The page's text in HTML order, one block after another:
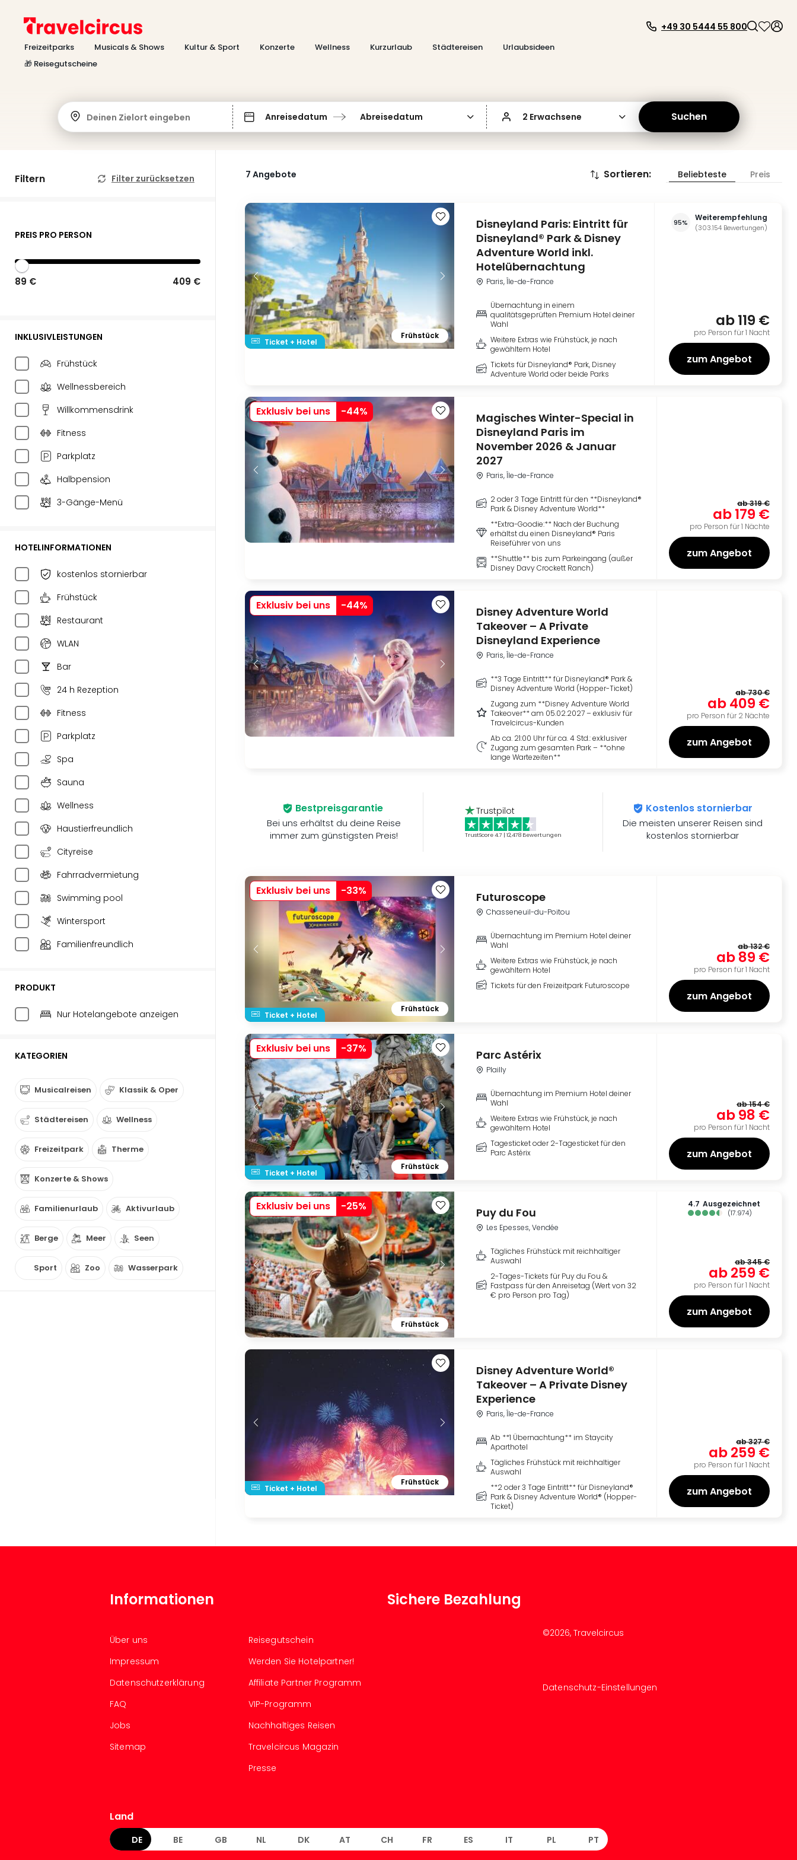
Freizeitparks Musicals & Shows Kultur & Sport Konzerte Wellness Kurzurlaub Städtereisen
Urlaubsideen
🎁 Reisegutscheine
+49 30 5444 55 800
Deinen Zielort eingeben Anreisedatum Abreisedatum 2 Erwachsene Suchen
Filtern Filter zurücksetzen
PREIS PRO PERSON
89 € 409 €
INKLUSIVLEISTUNGEN
Frühstück
Wellnessbereich
Willkommensdrink
Fitness
Parkplatz
Halbpension
3-Gänge-Menü
HOTELINFORMATIONEN
kostenlos stornierbar
Frühstück
Restaurant
WLAN
Bar
24 h Rezeption
Fitness
Parkplatz
Spa
Sauna
Wellness
Haustierfreundlich
Cityreise
Fahrradvermietung
Swimming pool
Wintersport
Familienfreundlich
PRODUKT
Nur Hotelangebote anzeigen
KATEGORIEN
Musicalreisen Klassik & Oper
Städtereisen Wellness
Freizeitpark Therme
Konzerte & Shows
Familienurlaub Aktivurlaub
Berge Meer Seen
Sport Zoo Wasserpark
7 Angebote Sortieren: Beliebteste Preis
Ticket + Hotel
Frühstück
Disneyland Paris: Eintritt für
Disneyland® Park & Disney
Adventure World inkl.
Hotelübernachtung
Paris, Île-de-France
Übernachtung in einem
qualitätsgeprüften Premium Hotel deiner
Wahl
Weitere Extras wie Frühstück, je nach
gewähltem Hotel
Tickets für Disneyland® Park, Disney
Adventure World oder beide Parks
95% Weiterempfehlung
(303.154 Bewertungen)
ab119 €
pro Person für 1 Nacht
zum Angebot
Exklusiv bei uns -44%
Magisches Winter-Special in
Disneyland Paris im
November 2026 & Januar
2027
Paris, Île-de-France
2 oder 3 Tage Eintritt für den **Disneyland®
Park & Disney Adventure World**
**Extra-Goodie:** Nach der Buchung
erhältst du einen Disneyland® Paris
Reiseführer von uns
**Shuttle** bis zum Parkeingang (außer
Disney Davy Crockett Ranch)
ab319 €
ab179 €
pro Person für 1 Nächte
zum Angebot
Exklusiv bei uns -44%
Disney Adventure World
Takeover – A Private
Disneyland Experience
Paris, Île-de-France
**3 Tage Eintritt** für Disneyland® Park &
Disney Adventure World (Hopper-Ticket)
Zugang zum **Disney Adventure World
Takeover** am 05.02.2027 – exklusiv für
Travelcircus-Kunden
Ab ca. 21:00 Uhr für ca. 4 Std.: exklusiver
Zugang zum gesamten Park – **ohne
lange Wartezeiten**
ab730 €
ab409 €
pro Person für 2 Nächte
zum Angebot
Bestpreisgarantie
Bei uns erhältst du deine Reise
immer zum günstigsten Preis!
Trustpilot
TrustScore 4.7 | 12,478 Bewertungen
Kostenlos stornierbar
Die meisten unserer Reisen sind
kostenlos stornierbar
Ticket + Hotel
Frühstück
Exklusiv bei uns -33% Futuroscope
Chasseneuil-du-Poitou
Übernachtung im Premium Hotel deiner
Wahl
Weitere Extras wie Frühstück, je nach
gewähltem Hotel
Tickets für den Freizeitpark Futuroscope
ab132 €
ab89 €
pro Person für 1 Nacht
zum Angebot
Ticket + Hotel
Frühstück
Exklusiv bei uns -37% Parc Astérix
Plailly
Übernachtung im Premium Hotel deiner
Wahl
Weitere Extras wie Frühstück, je nach
gewähltem Hotel
Tagesticket oder 2-Tagesticket für den
Parc Astérix
ab154 €
ab98 €
pro Person für 1 Nacht
zum Angebot
Frühstück
Exklusiv bei uns -25% Puy du Fou
Les Epesses, Vendée
Tägliches Frühstück mit reichhaltiger
Auswahl
2-Tages-Tickets für Puy du Fou &
Fastpass für den Anreisetag (Wert von 32
€ pro Person pro Tag)
4.7 ausgezeichnet
(17.974)
ab345 €
ab259 €
pro Person für 1 Nacht
zum Angebot
Ticket + Hotel
Frühstück
Disney Adventure World®
Takeover – A Private Disney
Experience
Paris, Île-de-France
Ab **1 Übernachtung** im Staycity
Aparthotel
Tägliches Frühstück mit reichhaltiger
Auswahl
**2 oder 3 Tage Eintritt** für Disneyland®
Park & Disney Adventure World® (Hopper-
Ticket)
ab327 €
ab259 €
pro Person für 1 Nacht
zum Angebot
Informationen
Über uns
Impressum
Datenschutzerklärung
FAQ
Jobs
Sitemap
Reisegutschein
Werden Sie Hotelpartner!
Affiliate Partner Programm
VIP-Programm
Nachhaltiges Reisen
Travelcircus Magazin
Presse
Sichere Bezahlung
©2026, Travelcircus
Datenschutz-Einstellungen
Land
DE BE GB NL DK AT CH FR ES IT PL PT